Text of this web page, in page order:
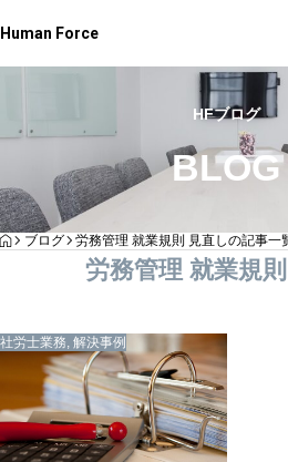
Human Force
HFブログ
BLOG
HOME
ブログ 労務管理 就業規則 見直しの記事一
労務管理 就業規
社労士業務 解決事例